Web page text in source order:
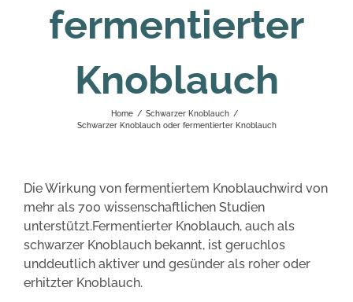
fermentierter
Knoblauch
Home / Schwarzer Knoblauch /
Schwarzer Knoblauch oder fermentierter Knoblauch
Die Wirkung von fermentiertem Knoblauchwird von
mehr als 700 wissenschaftlichen Studien
unterstützt.Fermentierter Knoblauch, auch als
schwarzer Knoblauch bekannt, ist geruchlos
unddeutlich aktiver und gesünder als roher oder
erhitzter Knoblauch.